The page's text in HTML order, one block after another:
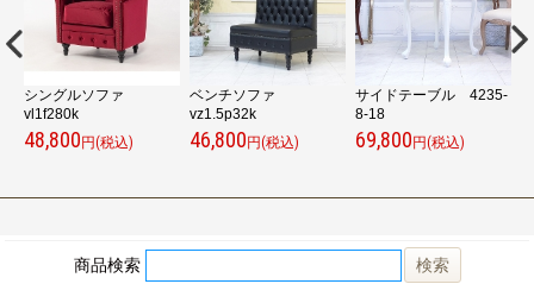
シングルソファ
vl1f280k
48,800 円(税込)
ベンチソファ
vz1.5p32k
46,800 円(税込)
サイドテーブル 4235-
8-18
69,800 円(税込)
商品検索